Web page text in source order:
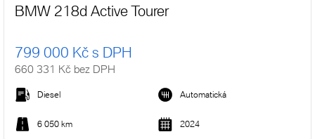
BMW 218d Active Tourer
799 000 Kč s DPH
660 331 Kč bez DPH
Diesel Automatická
6 050 km 2024